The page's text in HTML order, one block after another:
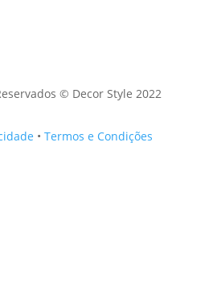
© Decor Style 2022
•Termos e Condições